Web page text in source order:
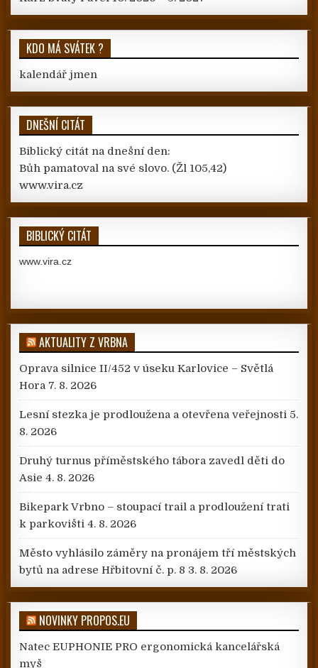
KDO MÁ SVÁTEK ?
kalendář jmen
DNEŠNÍ CITÁT
Biblický citát na dnešní den:
Bůh pamatoval na své slovo. (Žl 105,42)
www.vira.cz
BIBLICKÝ CITÁT
www.vira.cz
AKTUALITY Z VRBNA
Oprava silnice II/452 v úseku Karlovice – Světlá
Hora 7. 8. 2026
Lesní stezka je prodloužena a otevřena veřejnosti 5.
8. 2026
Druhý turnus příměstského tábora zavedl děti do
Asie 4. 8. 2026
Bikepark Vrbno – stoupací trail a prodloužení trati
k parkovišti 4. 8. 2026
Město vyhlásilo záměry na pronájem tří městských
bytů na adrese Hřbitovní č. p. 8 3. 8. 2026
NOVINKY PROPOS.EU
Natec EUPHONIE PRO ergonomická kancelářská
myš